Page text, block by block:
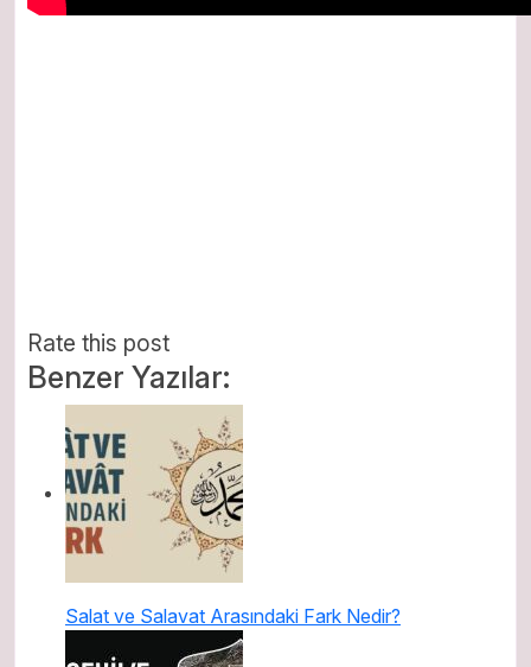
Rate this post
Benzer Yazılar:
Salat ve Salavat Arasındaki Fark Nedir?